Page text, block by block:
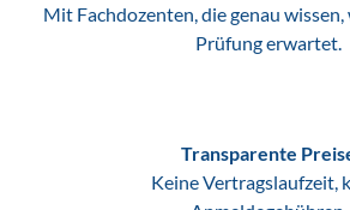
Mit Fachdozenten, die genau
Prüfung erwartet.
Transparente
Keine Vertragslaufzeit,